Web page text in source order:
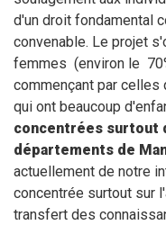
d'un droit fondamental
convenable. Le projet
femmes (environ le
commençant par
qui ont beaucoup
concentrées surtout
départements de
actuellement de notre
concentrée surtout sur
transfert des